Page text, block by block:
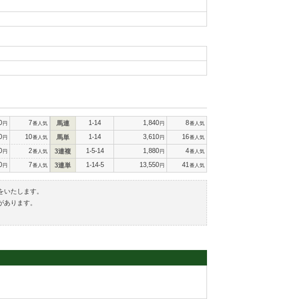
円 7番人気
円 10番人気
円 2番人気
円 7番人気
馬連 1-14 1,840円 8番人気
馬単 1-14 3,610円 16番人気
3連複 1-5-14 1,880円 4番人気
3連単 1-14-5 13,550円 41 番人気
いたします。
ります。